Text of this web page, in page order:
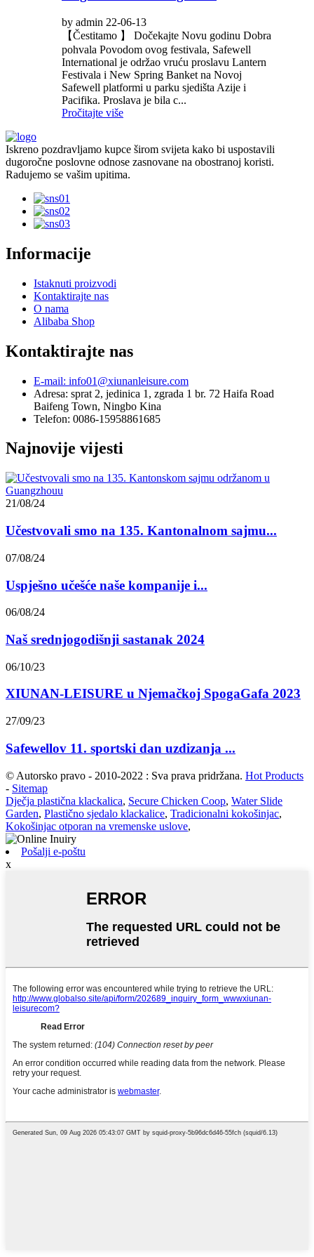
by admin 22-06-13
【Čestitamo 】 Dočekajte Novu godinu Dobra
pohvala Povodom ovog festivala, Safewell
International je održao vruću proslavu Lantern
Festivala i New Spring Banket na Novoj
Safewell platformi u parku sjedišta Azije i
Pacifika. Proslava je bila c...
Pročitajte više
Iskreno pozdravljamo kupce širom svijeta kako bi uspostavili
dugoročne poslovne odnose zasnovane na obostranoj koristi.
Radujemo se vašim upitima.
Informacije
Istaknuti proizvodi
Kontaktirajte nas
O nama
Alibaba Shop
Kontaktirajte nas
E-mail: info01@xiunanleisure.com
Adresa: sprat 2, jedinica 1, zgrada 1 br. 72 Haifa Road
Baifeng Town, Ningbo Kina
Telefon: 0086-15958861685
Najnovije vijesti
21/08/24
Učestvovali smo na 135. Kantonalnom sajmu...
07/08/24
Uspješno učešće naše kompanije i...
06/08/24
Naš srednjogodišnji sastanak 2024
06/10/23
XIUNAN-LEISURE u Njemačkoj SpogaGafa 2023
27/09/23
Safewellov 11. sportski dan uzdizanja ...
© Autorsko pravo - 2010-2022 : Sva prava pridržana. Hot Products
- Sitemap
Dječja plastična klackalica, Secure Chicken Coop, Water Slide
Garden, Plastično sjedalo klackalice, Tradicionalni kokošinjac,
Kokošinjac otporan na vremenske uslove,
Pošalji e-poštu
x